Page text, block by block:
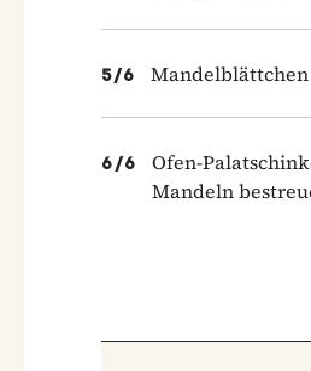
5/6
6/6
Ofen-
Mandeln